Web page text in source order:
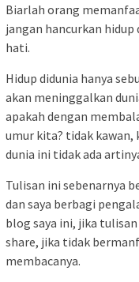
Biarlah orang
jangan hancurkan
hati.
Hidup didunia hanya
akan meninggalkan
apakah dengan
umur kita? tidak kawan,
dunia ini tidak ada
Tulisan ini sebenarnya
dan saya berbagi
blog saya ini, jika
share, jika tidak
membacanya.